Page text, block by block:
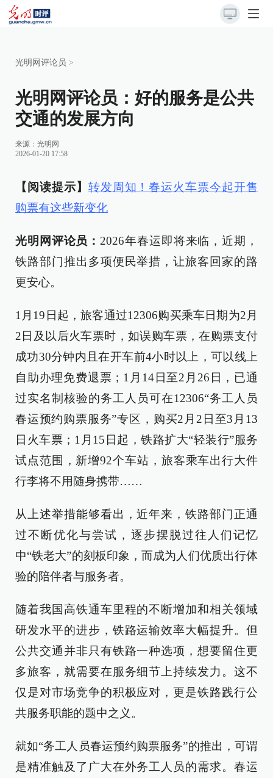
光明网评论员 >
光明网评论员：好的服务是公共
交通的发展方向
来源： 光明网
2026-01-20 17:58
【阅读提示】 转发周知！春运火车票今起开售
购票有这些新变化
光明网评论员： 2026年春运即将来临，近期，
铁路部门推出多项便民举措，让旅客回家的路
更安心。
1月19日起，旅客通过12306购买乘车日期为2月
2日及以后火车票时，如误购车票，在购票支付
成功30分钟内且在开车前4小时以上，可以线上
自助办理免费退票；1月14日至2月26日，已通
过实名制核验的务工人员可在12306“务工人员
春运预约购票服务”专区，购买2月2日至3月13
日火车票；1月15日起，铁路扩大“轻装行”服务
试点范围，新增92个车站，旅客乘车出行大件
行李将不用随身携带……
从上述举措能够看出，近年来，铁路部门正通
过不断优化与尝试，逐步摆脱过往人们记忆
中“铁老大”的刻板印象，而成为人们优质出行体
验的陪伴者与服务者。
随着我国高铁通车里程的不断增加和相关领域
研发水平的进步，铁路运输效率大幅提升。但
公共交通并非只有铁路一种选项，想要留住更
多旅客，就需要在服务细节上持续发力。这不
仅是对市场竞争的积极应对，更是铁路践行公
共服务职能的题中之义。
就如“务工人员春运预约购票服务”的推出，可谓
是精准触及了广大在外务工人员的需求。春运